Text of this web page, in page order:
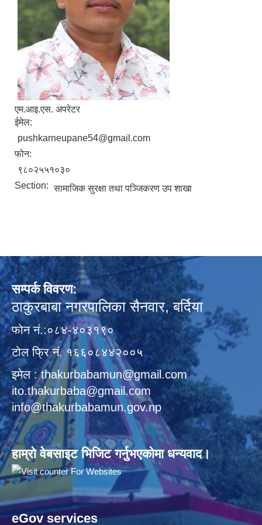
एम.आइ.एस. अपरेटर
ईमेल:
pushkarneupane54@gmail.com
फोन:
९८०२५५१०३०
Section: सामाजिक सुरक्षा तथा पञ्जिकरण उप शाखा
सम्पर्क विवरण:
ठाकुरबाबा नगरपालिका सैनवार, बर्दिया
फोन नं.:०८४-४०३१९०
टोल फ्रि नं. १६६०८४४२००५
इमेल : thakurbabamun@gmail.com
ito.thakurbaba@gmail.com
info@thakurbabamun.gov.np
हाम्रो वेबसाइट भिजिट गर्नुभएकोमा धन्यवाद।
eGov services